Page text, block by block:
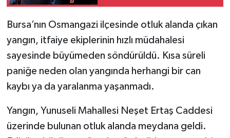
Bursa’nın Osmangazi ilçesinde otluk alanda çıkan
yangın, itfaiye ekiplerinin hızlı müdahalesi
sayesinde büyümeden söndürüldü. Kısa süreli
paniğe neden olan yangında herhangi bir can
kaybı ya da yaralanma yaşanmadı.
Yangın, Yunuseli Mahallesi Neşet Ertaş Caddesi
üzerinde bulunan otluk alanda meydana geldi.